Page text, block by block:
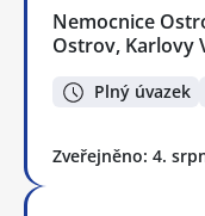
Nemocnice
Ostrov, Karlovy
Plný úvazek
Zveřejněno: 4.